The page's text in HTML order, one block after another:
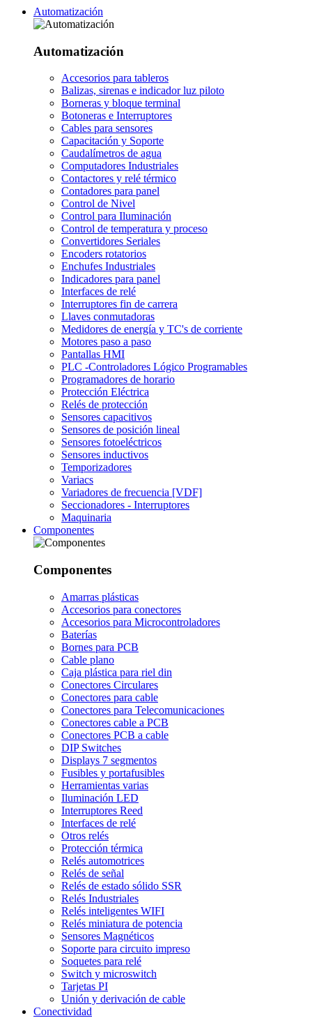
Automatización
Automatización
Accesorios para tableros
Balizas, sirenas e indicador luz piloto
Borneras y bloque terminal
Botoneras e Interruptores
Cables para sensores
Capacitación y Soporte
Caudalímetros de agua
Computadores Industriales
Contactores y relé térmico
Contadores para panel
Control de Nivel
Control para Iluminación
Control de temperatura y proceso
Convertidores Seriales
Encoders rotatorios
Enchufes Industriales
Indicadores para panel
Interfaces de relé
Interruptores fin de carrera
Llaves conmutadoras
Medidores de energía y TC's de corriente
Motores paso a paso
Pantallas HMI
PLC -Controladores Lógico Programables
Programadores de horario
Protección Eléctrica
Relés de protección
Sensores capacitivos
Sensores de posición lineal
Sensores fotoeléctricos
Sensores inductivos
Temporizadores
Variacs
Variadores de frecuencia [VDF]
Seccionadores - Interruptores
Maquinaria
Componentes
Componentes
Amarras plásticas
Accesorios para conectores
Accesorios para Microcontroladores
Baterías
Bornes para PCB
Cable plano
Caja plástica para riel din
Conectores Circulares
Conectores para cable
Conectores para Telecomunicaciones
Conectores cable a PCB
Conectores PCB a cable
DIP Switches
Displays 7 segmentos
Fusibles y portafusibles
Herramientas varias
Iluminación LED
Interruptores Reed
Interfaces de relé
Otros relés
Protección térmica
Relés automotrices
Relés de señal
Relés de estado sólido SSR
Relés Industriales
Relés inteligentes WIFI
Relés miniatura de potencia
Sensores Magnéticos
Soporte para circuito impreso
Soquetes para relé
Switch y microswitch
Tarjetas PI
Unión y derivación de cable
Conectividad